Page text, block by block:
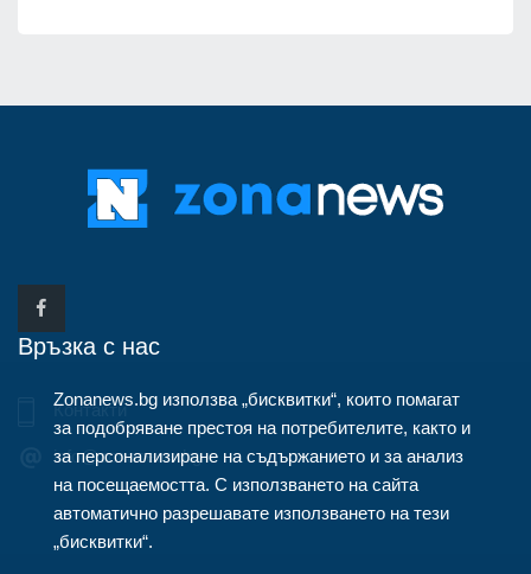
Връзка с нас
Контакти
info@zonanews.bg
Zonanews.bg използва „бисквитки“, които помагат
за подобряване престоя на потребителите, както и
за персонализиране на съдържанието и за анализ
на посещаемостта. С използването на сайта
автоматично разрешавате използването на тези
„бисквитки“.